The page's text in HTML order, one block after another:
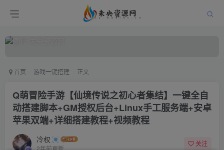
首页 游戏一键搭建 正文
Q萌冒险手游【仙境传说之初心者集结】一键全自
动搭建脚本+GM授权后台+Linux手工服务端+安卓
苹果双端+详细搭建教程+视频教程
冷权 关注